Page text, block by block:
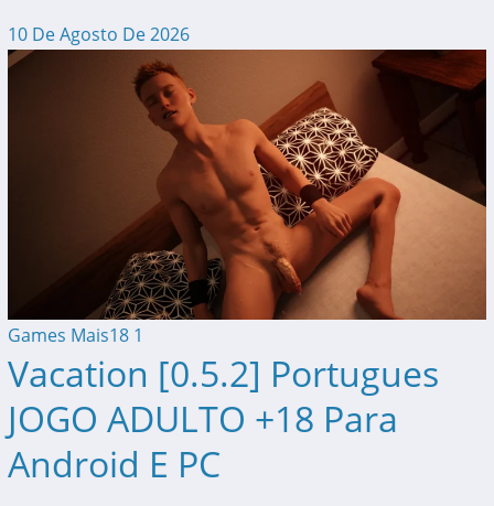
10 De Agosto De 2026
Games Mais18 1
Vacation [0.5.2] Portugues
JOGO ADULTO +18 Para
Android E PC